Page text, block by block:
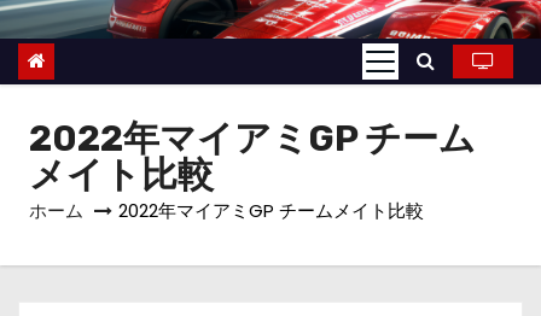
2022年マイアミGP チーム
メイト比較
ホーム 2022年マイアミGP チームメイト比較